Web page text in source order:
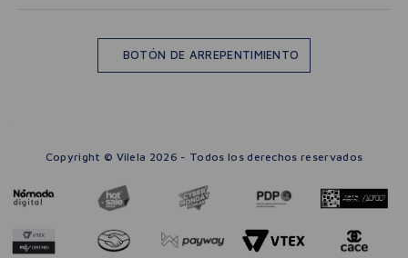
＋
BOTÓN DE ARREPENTIMIENTO
Copyright © Vilela 2026 - Todos los derechos reservados